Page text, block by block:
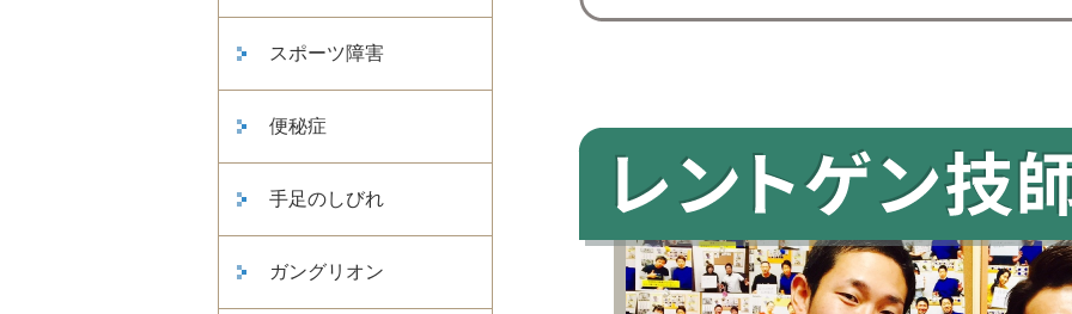
スポーツ障害
便秘症
手足のしびれ
ガングリオン